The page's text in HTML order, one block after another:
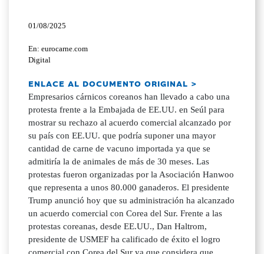
01/08/2025
En: eurocarne.com
Digital
ENLACE AL DOCUMENTO ORIGINAL >
Empresarios cárnicos coreanos han llevado a cabo una
protesta frente a la Embajada de EE.UU. en Seúl para
mostrar su rechazo al acuerdo comercial alcanzado por
su país con EE.UU. que podría suponer una mayor
cantidad de carne de vacuno importada ya que se
admitiría la de animales de más de 30 meses. Las
protestas fueron organizadas por la Asociación Hanwoo
que representa a unos 80.000 ganaderos. El presidente
Trump anunció hoy que su administración ha alcanzado
un acuerdo comercial con Corea del Sur. Frente a las
protestas coreanas, desde EE.UU., Dan Haltrom,
presidente de USMEF ha calificado de éxito el logro